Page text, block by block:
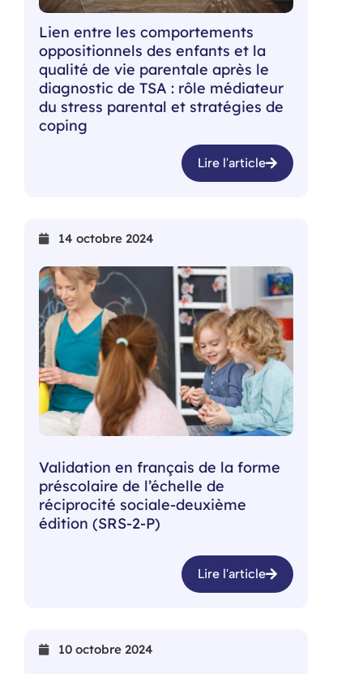
Lien entre les comportements
oppositionnels des enfants et la
qualité de vie parentale après le
diagnostic de TSA : rôle médiateur
du stress parental et stratégies de
coping
Lire l'article
14 octobre 2024
Validation en français de la forme
préscolaire de l’échelle de
réciprocité sociale-deuxième
édition (SRS-2-P)
Lire l'article
10 octobre 2024